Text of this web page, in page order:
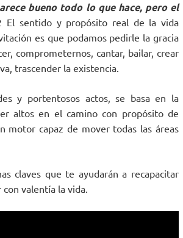
bueno todo lo que hace, pero el
El sentido y propósito real de la vida
es que podamos pedirle la gracia
comprometernos, cantar, bailar, crear
trascender la existencia.
y portentosos actos, se basa en la
altos en el camino con propósito de
motor capaz de mover todas las áreas
claves que te ayudarán a recapacitar
valentía la vida.